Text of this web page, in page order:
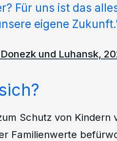
Für uns ist das
eigene
und Luhansk,
Schutz von Kindern
Familienwerte